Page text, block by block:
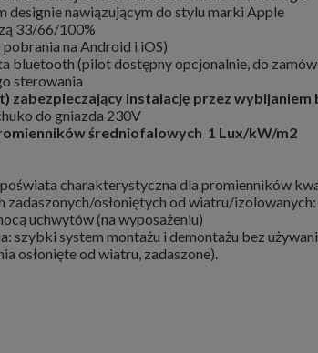
nawiązującym do stylu marki Apple
33/66/100%
pobrania na Android i iOS)
bluetooth (pilot dostępny opcjonalnie, do
sterowania
instalację przez wybijaniem
do gniazda 230V
średniofalowych 1 Lux/kW/m2
charakterystyczna dla promienników
zadaszonych/osłoniętych od wiatru/
uchwytów (na wyposażeniu)
szybki system montażu i demontażu bez
osłonięte od wiatru, zadaszone).